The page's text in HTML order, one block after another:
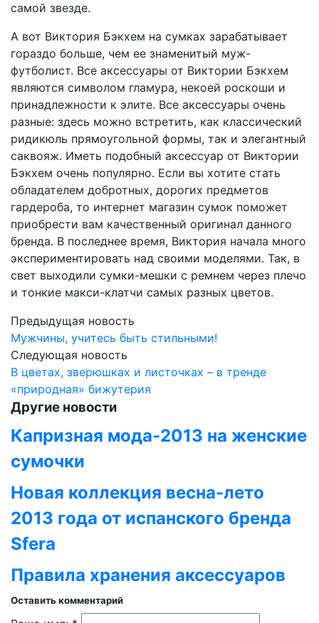
самой звезде.
А вот Виктория Бэкхем на сумках зарабатывает
гораздо больше, чем ее знаменитый муж-
футболист. Все аксессуары от Виктории Бэкхем
являются символом гламура, некоей роскоши и
принадлежности к элите. Все аксессуары очень
разные: здесь можно встретить, как классический
ридикюль прямоугольной формы, так и элегантный
саквояж. Иметь подобный аксессуар от Виктории
Бэкхем очень популярно. Если вы хотите стать
обладателем добротных, дорогих предметов
гардероба, то интернет магазин сумок поможет
приобрести вам качественный оригинал данного
бренда. В последнее время, Виктория начала много
экспериментировать над своими моделями. Так, в
свет выходили сумки-мешки с ремнем через плечо
и тонкие макси-клатчи самых разных цветов.
Предыдущая новость
Мужчины, учитесь быть стильными!
Следующая новость
В цветах, зверюшках и листочках – в тренде
«природная» бижутерия
Другие новости
Капризная мода-2013 на женские
сумочки
Новая коллекция весна-лето
2013 года от испанского бренда
Sfera
Правила хранения аксессуаров
Оставить комментарий